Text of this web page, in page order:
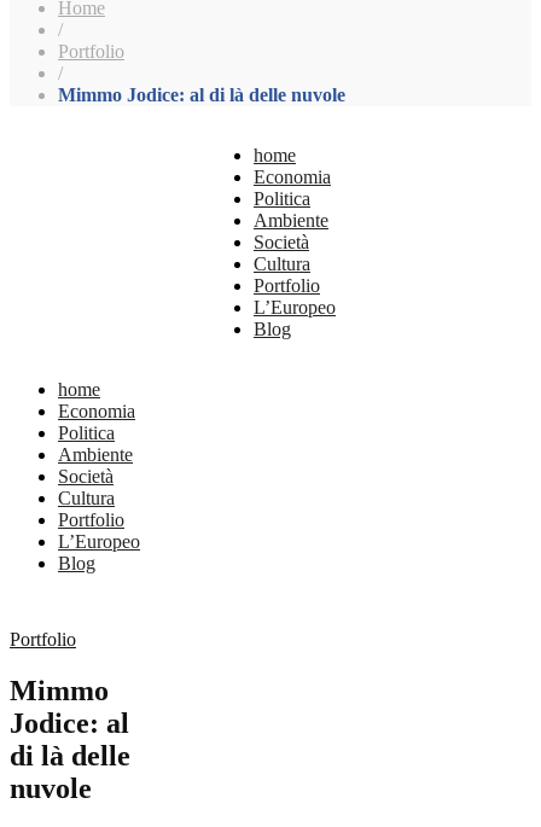
Home
/
Portfolio
/
Mimmo Jodice: al di là delle nuvole
home
Economia
Politica
Ambiente
Società
Cultura
Portfolio
L’Europeo
Blog
home
Economia
Politica
Ambiente
Società
Cultura
Portfolio
L’Europeo
Blog
Portfolio
Mimmo
Jodice: al
di là delle
nuvole